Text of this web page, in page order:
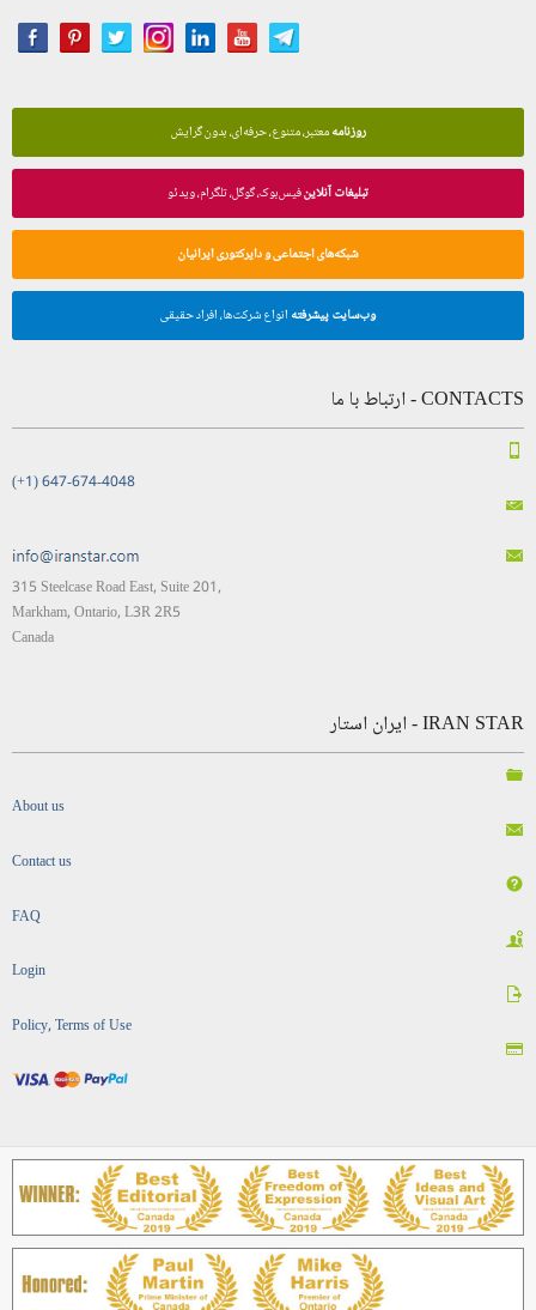
روزنامهمعتبر، متنوع، حرفه‌ای، بدون گرایش
تبلیغات آنلاینفیس‌بوک، گوگل، تلگرام، ویدئو
شبکه‌های اجتماعی و دایرکتوری ایرانیان
وب‌سایت پیشرفته انواع شرکت‌ها، افراد حقیقی
CONTACTS - ارتباط با ما
(+1) 647-674-4048
315 Steelcase Road East, Suite 201,
Markham, Ontario, L3R 2R5
Canada
IRAN STAR - ایران استار
About us
Contact us
FAQ
Login
Policy, Terms of Use